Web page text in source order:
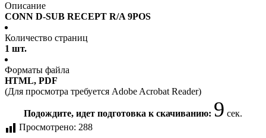
Описание
CONN D-SUB RECEPT R/A 9POS
Количество страниц
1 шт.
Форматы файла
HTML, PDF
(Для просмотра требуется Adobe Acrobat Reader)
Подождите, идет подготовка к скачиванию: 9 сек.
Просмотрено: 288